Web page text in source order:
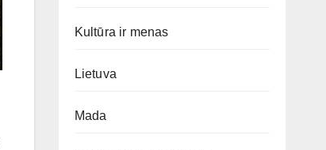
Kultūra ir menas
Lietuva
Mada